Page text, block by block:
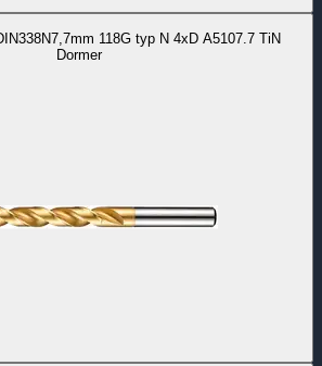
118G typ N 4xD A5107.7 TiN
Dormer